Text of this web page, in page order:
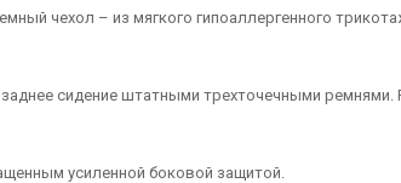
чехол – из мягкого гипоаллергенного
сидение штатными трехточечными ремнями.
усиленной боковой защитой.